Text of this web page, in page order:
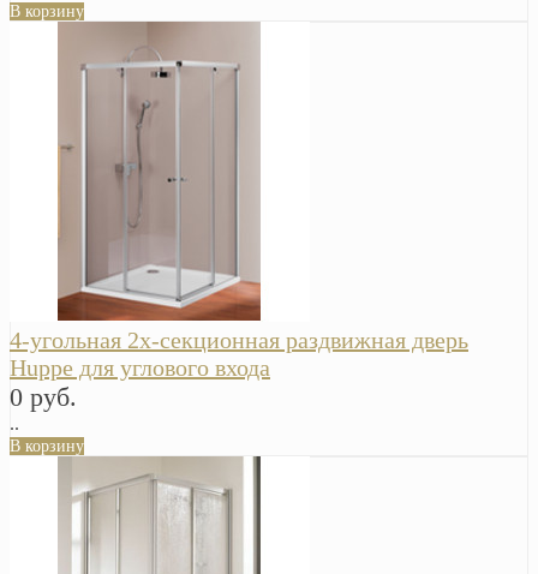
В корзину
4-угольная 2х-секционная раздвижная дверь
Huppe для углового входа
0 руб.
..
В корзину